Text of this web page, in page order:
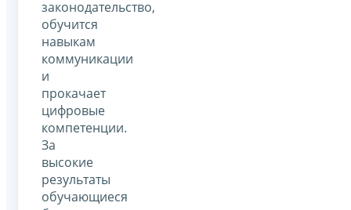
законодательство,
обучится
навыкам
коммуникации
и
прокачает
цифровые
компетенции.
За
высокие
результаты
обучающиеся